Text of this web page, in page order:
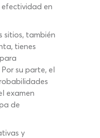
en
sitios, también
tienes
su parte, el
examen
de
y